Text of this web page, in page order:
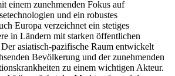
einem zunehmenden Fokus auf
und ein robustes
Europa verzeichnet ein stetiges
in Ländern mit starken öffentlichen
asiatisch-pazifische Raum entwickelt
Bevölkerung und der zunehmenden
zu einem wichtigen Akteur.